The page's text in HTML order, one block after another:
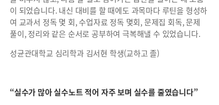
이 되었습니다. 내신 대비를 할 때에도 과목마다 루틴을 형성하
여 교과서 정독 몇 회, 수업자료 정독 몇회, 문제집 회독, 문제
풀이, 정리와 같은 순서로 공부하여 극복해낼 수 있었습니다.
성균관대학교 심리학과 김서현 학생(교하고 졸)
“실수가 많아 실수노트 적어 자주 보며 실수를 줄였습니다”